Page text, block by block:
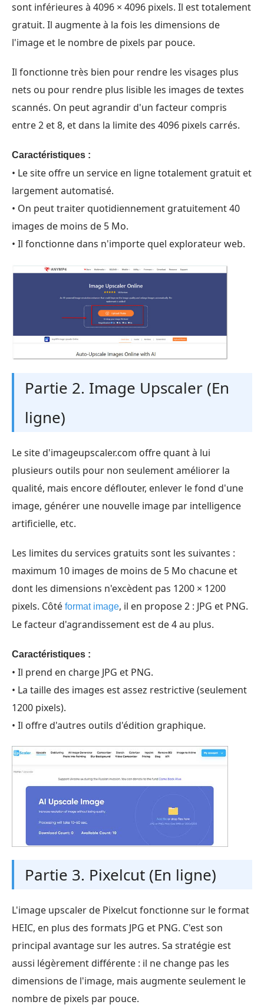
sont inférieures à 4096 × 4096 pixels. Il est totalement
gratuit. Il augmente à la fois les dimensions de
l'image et le nombre de pixels par pouce.
Il fonctionne très bien pour rendre les visages plus
nets ou pour rendre plus lisible les images de textes
scannés. On peut agrandir d'un facteur compris
entre 2 et 8, et dans la limite des 4096 pixels carrés.
Caractéristiques :
• Le site offre un service en ligne totalement gratuit et
largement automatisé.
• On peut traiter quotidiennement gratuitement 40
images de moins de 5 Mo.
• Il fonctionne dans n'importe quel explorateur web.
Partie 2. Image Upscaler (En
ligne)
Le site d'imageupscaler.com offre quant à lui
plusieurs outils pour non seulement améliorer la
qualité, mais encore déflouter, enlever le fond d'une
image, générer une nouvelle image par intelligence
artificielle, etc.
Les limites du services gratuits sont les suivantes :
maximum 10 images de moins de 5 Mo chacune et
dont les dimensions n'excèdent pas 1200 × 1200
pixels. Côté format image, il en propose 2 : JPG et PNG.
Le facteur d'agrandissement est de 4 au plus.
Caractéristiques :
• Il prend en charge JPG et PNG.
• La taille des images est assez restrictive (seulement
1200 pixels).
• Il offre d'autres outils d'édition graphique.
Partie 3. Pixelcut (En ligne)
L'image upscaler de Pixelcut fonctionne sur le format
HEIC, en plus des formats JPG et PNG. C'est son
principal avantage sur les autres. Sa stratégie est
aussi légèrement différente : il ne change pas les
dimensions de l'image, mais augmente seulement le
nombre de pixels par pouce.